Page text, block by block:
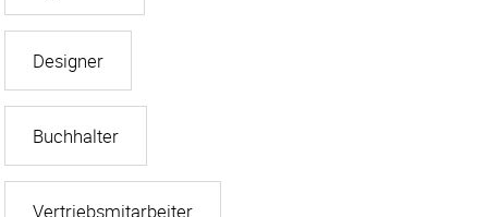
Designer
Buchhalter
Vertriebsmitarbeiter